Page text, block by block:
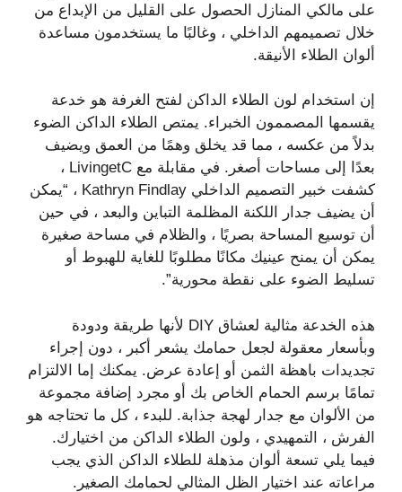
على مالكي المنازل الحصول على القليل من الإبداع من
خلال تصميمهم الداخلي ، وغالبًا ما يستخدمون مساعدة
ألوان الطلاء الأنيقة.
إن استخدام لون الطلاء الداكن لفتح الغرفة هو خدعة
يقسمها المصممون الخبراء. يمتص الطلاء الداكن الضوء
بدلاً من عكسه ، مما قد يخلق وهمًا من العمق ويضيف
بعدًا إلى مساحات أصغر. في مقابلة مع LivingetC ،
كشفت خبير التصميم الداخلي Kathryn Findlay ، “يمكن
أن يضيف جدار اللكنة المظلمة التباين والبعد ، في حين
أن توسيع المساحة بصريًا ، والظلام في مساحة صغيرة
يمكن أن يمنح عينيك مكانًا مطلوبًا للغاية للهبوط أو
تسليط الضوء على نقطة محورية”.
هذه الخدعة مثالية لعشاق DIY لأنها طريقة ودودة
وبأسعار معقولة لجعل حمامك يشعر أكبر ، دون إجراء
تجديدات باهظة الثمن أو إعادة عرض. يمكنك إما الالتزام
تمامًا برسم الحمام الخاص بك أو مجرد إضافة مجموعة
من الألوان مع جدار لهجة جذابة. للبدء ، كل ما تحتاجه هو
الفرش ، التمهيدي ، ولون الطلاء الداكن من اختيارك.
فيما يلي تسعة ألوان مذهلة للطلاء الداكن الذي يجب
مراعاته عند اختيار الظل المثالي لحمامك الصغير.